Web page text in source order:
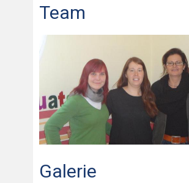
Team
Galerie